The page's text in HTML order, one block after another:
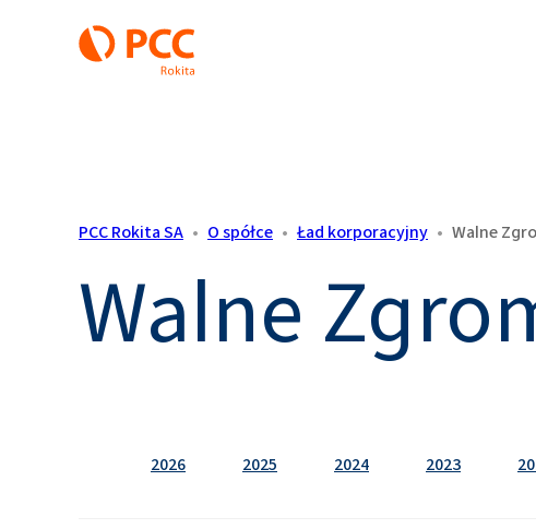
PCC Rokita SA • O spółce • Ład korporacyjny • Walne
Walne
2026 2025 2024 2023